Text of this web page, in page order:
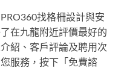
找格柵設計與安
在九龍附近評價最好的
紹、客戶評論及聘用次
服務，按下「免費諮